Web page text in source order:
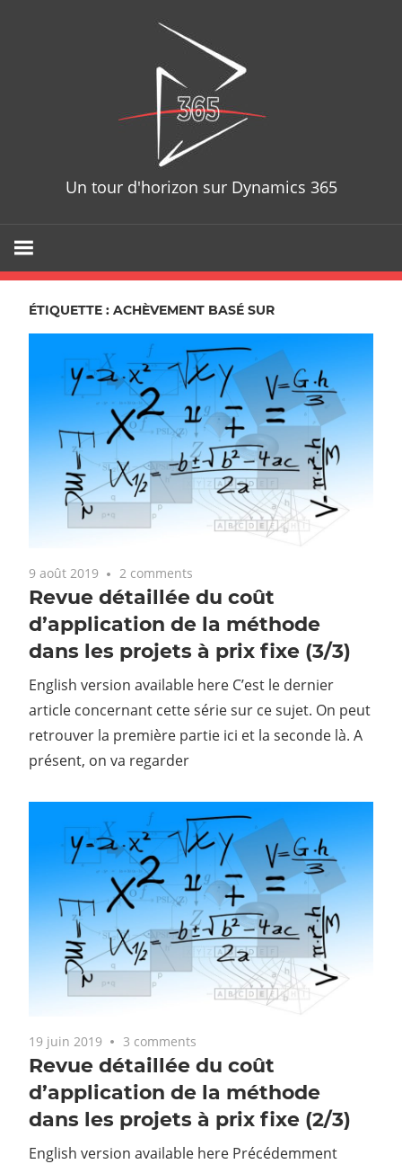
Un tour d'horizon sur Dynamics 365
ÉTIQUETTE : ACHÈVEMENT BASÉ SUR
9 août 2019 2 comments
Revue détaillée du coût
d’application de la méthode
dans les projets à prix fixe (3/3)
English version available here C’est le dernier
article concernant cette série sur ce sujet. On peut
retrouver la première partie ici et la seconde là. A
présent, on va regarder
19 juin 2019 3 comments
Revue détaillée du coût
d’application de la méthode
dans les projets à prix fixe (2/3)
English version available here Précédemment